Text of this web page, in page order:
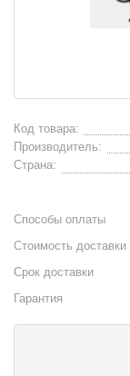
Код товара:
Производитель:
Страна:
Способы оплаты
Стоимость доставки
Срок доставки
Гарантия